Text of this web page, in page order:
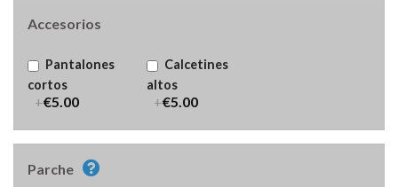
Accesorios
Pantalones
cortos
+€5.00
Calcetines
altos
+€5.00
Parche